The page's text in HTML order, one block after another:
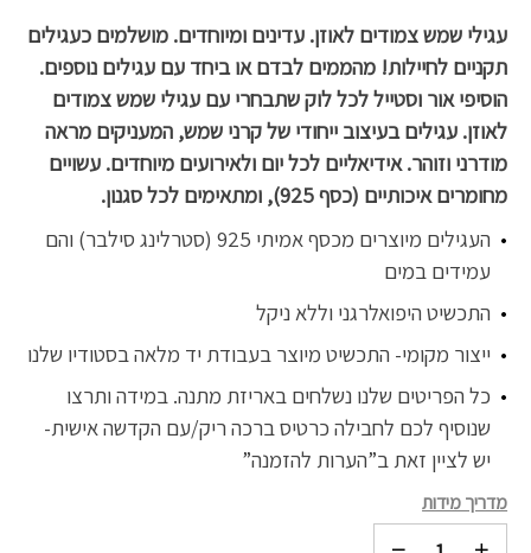
עגילי שמש צמודים לאוזן. עדינים ומיוחדים. מושלמים כעגילים
תקניים לחיילות! מהממים לבדם או ביחד עם עגילים נוספים.
הוסיפי אור וסטייל לכל לוק שתבחרי עם עגילי שמש צמודים
לאוזן. עגילים בעיצוב ייחודי של קרני שמש, המעניקים מראה
מודרני וזוהר. אידיאליים לכל יום ולאירועים מיוחדים. עשויים
מחומרים איכותיים (כסף 925), ומתאימים לכל סגנון.
העגילים מיוצרים מכסף אמיתי 925 (סטרלינג סילבר) והם
עמידים במים
התכשיט היפואלרגני וללא ניקל
ייצור מקומי- התכשיט מיוצר בעבודת יד מלאה בסטודיו שלנו
כל הפריטים שלנו נשלחים באריזת מתנה. במידה ותרצו
שנוסיף לכם לחבילה כרטיס ברכה ריק/עם הקדשה אישית-
יש לציין זאת ב”הערות להזמנה”
מדריך מידות